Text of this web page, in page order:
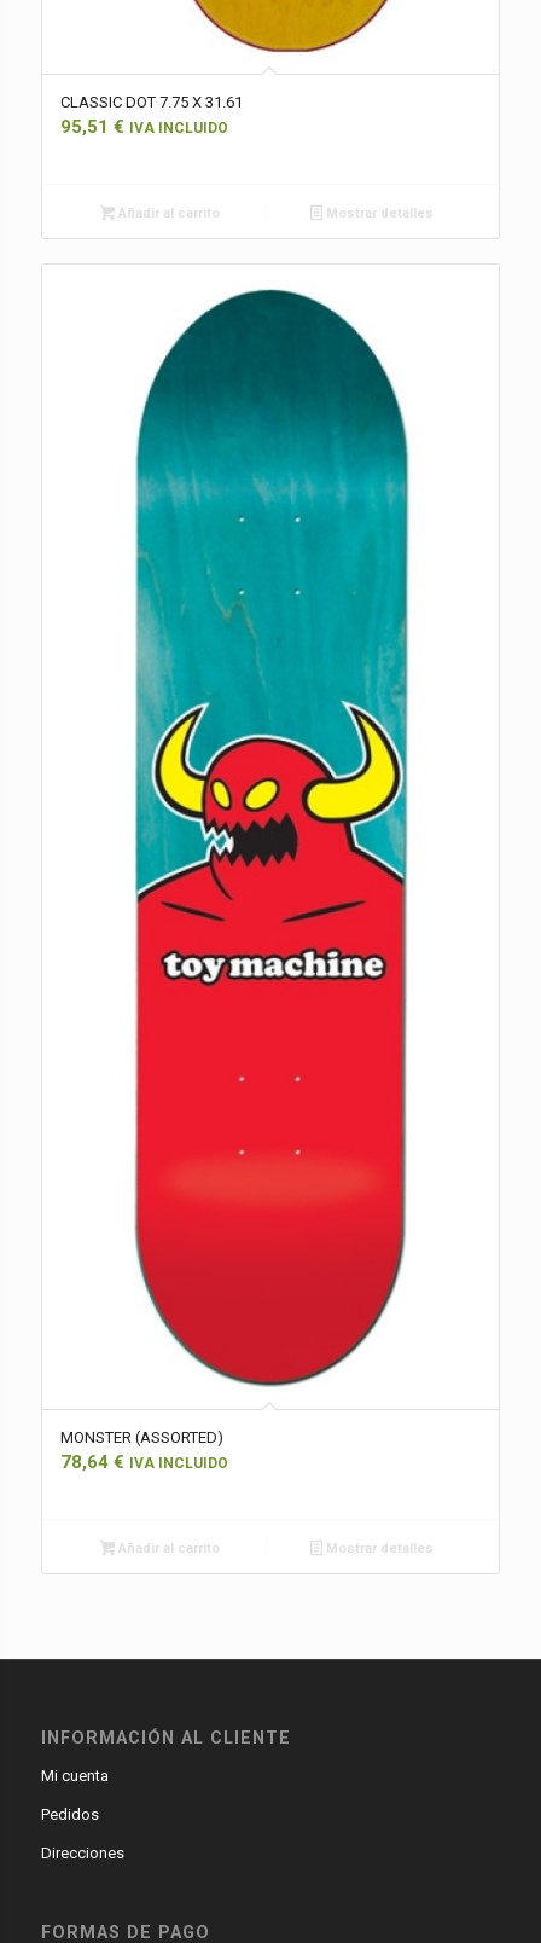
CLASSIC DOT 7.75 X 31.61
95,51 € IVA INCLUIDO
Añadir al carrito Mostrar detalles
MONSTER (ASSORTED)
78,64 € IVA INCLUIDO
Añadir al carrito Mostrar detalles
INFORMACIÓN AL CLIENTE
Mi cuenta
Pedidos
Direcciones
FORMAS DE PAGO